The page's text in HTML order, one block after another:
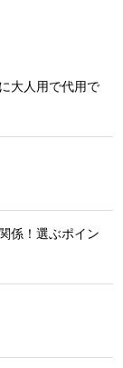
大人用で代用で
係！選ぶポイン